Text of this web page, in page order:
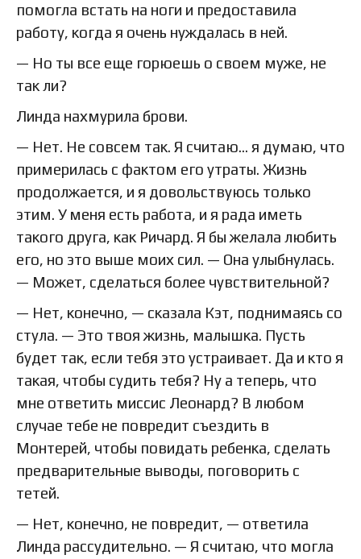
помогла встать на ноги и предоставила
работу, когда я очень нуждалась в ней.
— Но ты все еще горюешь о своем муже, не
так ли?
Линда нахмурила брови.
— Нет. Не совсем так. Я считаю… я думаю, что
примерилась с фактом его утраты. Жизнь
продолжается, и я довольствуюсь только
этим. У меня есть работа, и я рада иметь
такого друга, как Ричард. Я бы желала любить
его, но это выше моих сил. — Она улыбнулась.
— Может, сделаться более чувствительной?
— Нет, конечно, — сказала Кэт, поднимаясь со
стула. — Это твоя жизнь, малышка. Пусть
будет так, если тебя это устраивает. Да и кто я
такая, чтобы судить тебя? Ну а теперь, что
мне ответить миссис Леонард? В любом
случае тебе не повредит съездить в
Монтерей, чтобы повидать ребенка, сделать
предварительные выводы, поговорить с
тетей.
— Нет, конечно, не повредит, — ответила
Линда рассудительно. — Я считаю, что могла